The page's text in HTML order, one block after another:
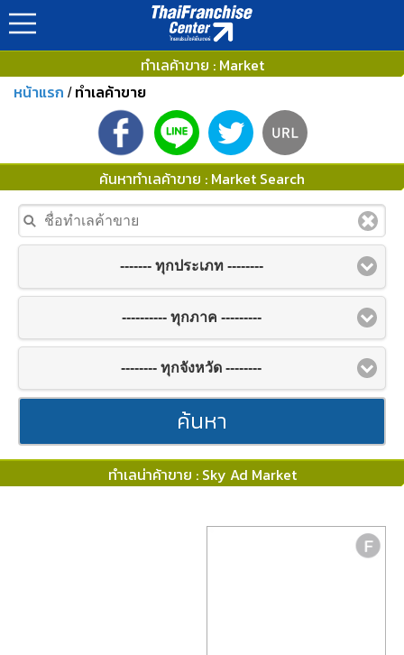
ทำเลค้าขาย : Market
หน้าแรก / ทำเลค้าขาย
ค้นหาทำเลค้าขาย : Market Search
------- ทุกประเภท --------
---------- ทุกภาค ---------
-------- ทุกจังหวัด --------
ค้นหา
ทำเลน่าค้าขาย : Sky Ad Market